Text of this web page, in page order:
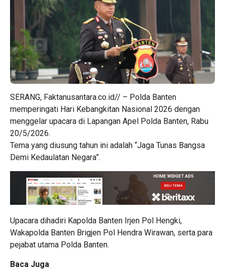
SERANG, Faktanusantara.co.id// – Polda Banten
memperingati Hari Kebangkitan Nasional 2026 dengan
menggelar upacara di Lapangan Apel Polda Banten, Rabu
20/5/2026.
Tema yang diusung tahun ini adalah “Jaga Tunas Bangsa
Demi Kedaulatan Negara”.
Upacara dihadiri Kapolda Banten Irjen Pol Hengki,
Wakapolda Banten Brigjen Pol Hendra Wirawan, serta para
pejabat utama Polda Banten.
Baca Juga